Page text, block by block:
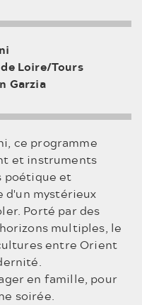
Loire/Tours
Garzia
ce programme
et instruments
poétique et
d'un mystérieux
Porté par des
multiples, le
entre Orient
en famille, pour
soirée.